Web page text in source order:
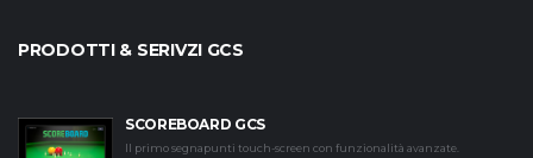
PRODOTTI & SERIVZI GCS
SCOREBOARD GCS
Il primo segnapunti touch-screen con funzionalità avanzate.